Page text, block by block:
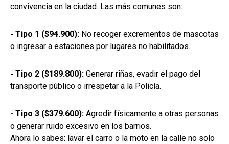
convivencia en la ciudad. Las más comunes son:
- Tipo 1 ($94.900): No recoger excrementos de mascotas
o ingresar a estaciones por lugares no habilitados.
- Tipo 2 ($189.800): Generar riñas, evadir el pago del
transporte público o irrespetar a la Policía.
- Tipo 3 ($379.600): Agredir físicamente a otras personas
o generar ruido excesivo en los barrios.
Ahora lo sabes: lavar el carro o la moto en la calle no solo